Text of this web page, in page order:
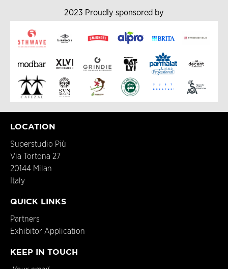
2023 Proudly sponsored by
LOCATION
Superstudio Più
Via Tortona 27
20144 Milan
Italy
QUICK LINKS
Partners
Exhibitor Application
KEEP IN TOUCH